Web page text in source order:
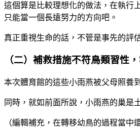
這個算是比較理想化的做法，在執行
只能當一個長遠努力的方向吧。
真正重視生命的話，不管是事先的評
（二）補救措施不符鳥類習性
本次體育館的這些小雨燕被父母照養
同時，就如前面所說，小雨燕的巢是
（編輯補充，在轉移幼鳥的過程當